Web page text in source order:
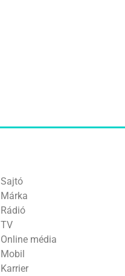
Sajtó
Márka
Rádió
TV
Online média
Mobil
Karrier